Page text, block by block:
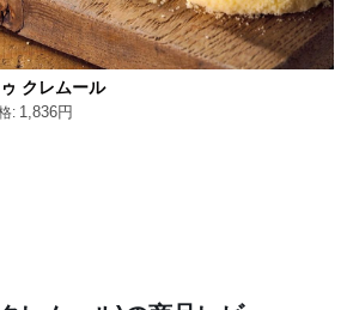
ゥ クレムール
1,836円